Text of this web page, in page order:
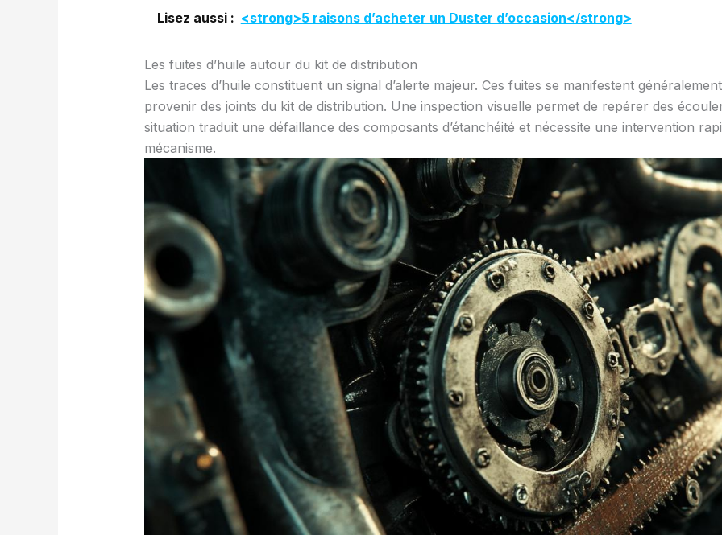
Lisez aussi : <strong>5 raisons d’acheter un Duster d’occasion</strong>
Les fuites d’huile autour du kit de distribution
Les traces d’huile constituent un signal d’alerte majeur. Ces fuites se manifestent
provenir des joints du kit de distribution. Une inspection visuelle permet de repérer des
situation traduit une défaillance des composants d’étanchéité et nécessite une intervention
mécanisme.